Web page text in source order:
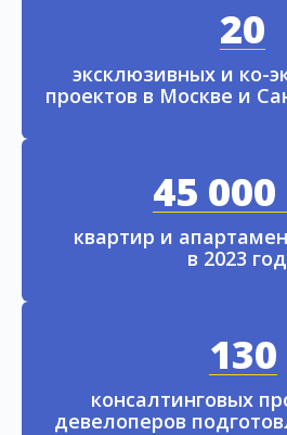
20
эксклюзивных и ко-
проектов в Москве и
45
квартир и
в 2023
130
консалтинговых
девелоперов